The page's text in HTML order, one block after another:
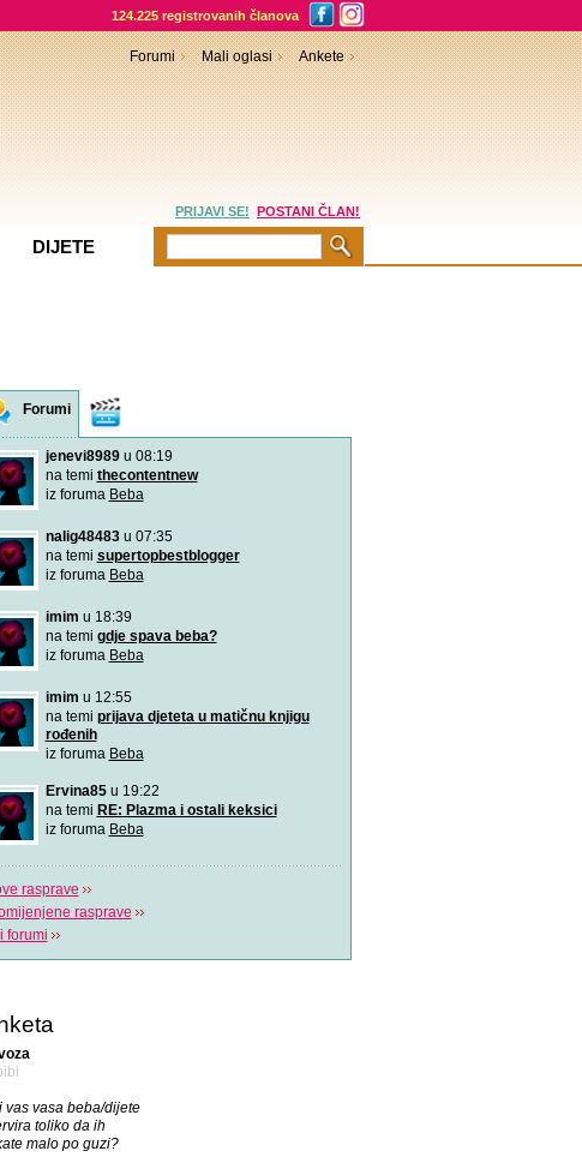
124.225 registrovanih članova
Forumi
jenevi8989u 08:19
na temi thecontentnew
iz foruma Beba
nalig48483u 07:35
na temi supertopbestblogger
iz foruma Beba
imim u 18:39
na temi gdje spava beba?
iz foruma Beba
imim u 12:55
na temi prijava djeteta u matičnu knjigu
rođenih
iz foruma Beba
Ervina85u 19:22
na temi RE: Plazma i ostali keksici
iz foruma Beba
rasprave
rasprave
forumi
vas vasa beba/dijete
toliko da ih
malo po guzi?
Forumi Mali oglasi Ankete
PRIJAVI SE! POSTANI ČLAN!
DIJETE